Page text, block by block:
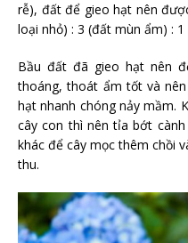
rễ), đất để gieo hạt nên
loại nhỏ) : 3 (đất mùn ẩm) :
Bầu đất đã gieo hạt nên
thoáng, thoát ẩm tốt và
hạt nhanh chóng nảy mầm.
cây con thì nên tỉa bớt
khác để cây mọc thêm chồi
thu.